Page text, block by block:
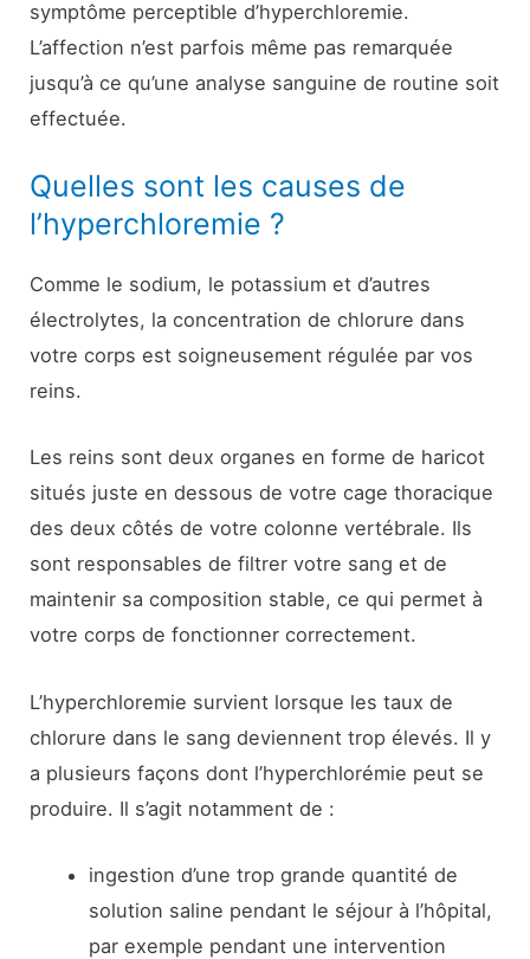
symptôme perceptible d’hyperchloremie.
L’affection n’est parfois même pas remarquée
jusqu’à ce qu’une analyse sanguine de routine soit
effectuée.
Quelles sont les causes de
l’hyperchloremie ?
Comme le sodium, le potassium et d’autres
électrolytes, la concentration de chlorure dans
votre corps est soigneusement régulée par vos
reins.
Les reins sont deux organes en forme de haricot
situés juste en dessous de votre cage thoracique
des deux côtés de votre colonne vertébrale. Ils
sont responsables de filtrer votre sang et de
maintenir sa composition stable, ce qui permet à
votre corps de fonctionner correctement.
L’hyperchloremie survient lorsque les taux de
chlorure dans le sang deviennent trop élevés. Il y
a plusieurs façons dont l’hyperchlorémie peut se
produire. Il s’agit notamment de :
ingestion d’une trop grande quantité de
solution saline pendant le séjour à l’hôpital,
par exemple pendant une intervention